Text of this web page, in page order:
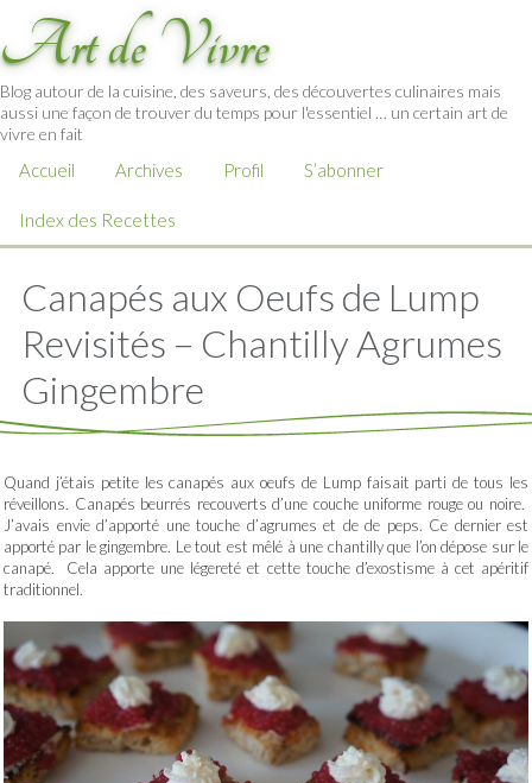
Art de Vivre
Blog autour de la cuisine, des saveurs, des découvertes culinaires mais
aussi une façon de trouver du temps pour l'essentiel … un certain art de
vivre en fait
Accueil Archives Profil S’abonner
Index des Recettes
Canapés aux Oeufs de Lump
Revisités – Chantilly Agrumes
Gingembre
Quand j’étais petite les canapés aux oeufs de Lump faisait parti de tous les
réveillons. Canapés beurrés recouverts d’une couche uniforme rouge ou noire.
J’avais envie d’apporté une touche d’agrumes et de de peps. Ce dernier est
apporté par le gingembre. Le tout est mêlé à une chantilly que l’on dépose sur le
canapé. Cela apporte une légereté et cette touche d’exostisme à cet apéritif
traditionnel.